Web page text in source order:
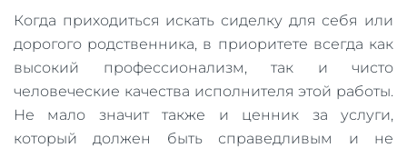
Когда приходиться искать сиделку для себя или
дорогого родственника, в приоритете всегда как
высокий профессионализм, так и чисто
человеческие качества исполнителя этой работы.
Не мало значит также и ценник за услуги,
который должен быть справедливым и не